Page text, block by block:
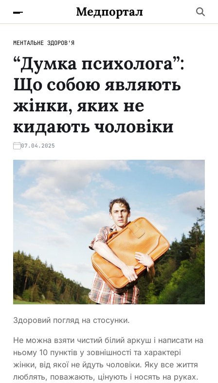
Медпортал
МЕНТАЛЬНЕ ЗДОРОВ'Я
“Думка психолога”:
Що собою являють
жінки, яких не
кидають чоловіки
07.04.2025
Здоровий погляд на стосунки.
Не можна взяти чистий білий аркуш і написати на
ньому 10 пунктів у зовнішності та характері
жінки, від якої не йдуть чоловіки. Яку все життя
люблять, поважають, цінують і носять на руках.